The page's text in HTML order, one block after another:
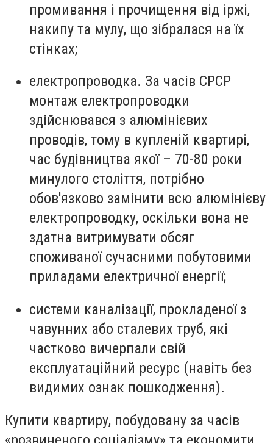
промивання і прочищення від іржі,
накипу та мулу, що зібралася на їх
стінках;
електропроводка. За часів СРСР
монтаж електропроводки
здійснювався з алюмінієвих
проводів, тому в купленій квартирі,
час будівництва якої – 70-80 роки
минулого століття, потрібно
обов'язково замінити всю алюмінієву
електропроводку, оскільки вона не
здатна витримувати обсяг
споживаної сучасними побутовими
приладами електричної енергії;
системи каналізації, прокладеної з
чавунних або сталевих труб, які
частково вичерпали свій
експлуатаційний ресурс (навіть без
видимих ознак пошкодження).
Купити квартиру, побудовану за часів